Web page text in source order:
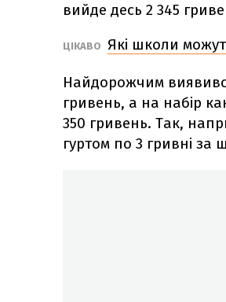
вийде десь 2 345
ЦІКАВО Які школи
Найдорожчим
гривень, а на набір
350 гривень. Так,
гуртом по 3 гривні за